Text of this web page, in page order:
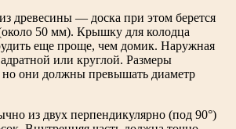
древесины — доска при этом берется
(около 50 мм). Крышку для колодца
еще проще, чем домик. Наружная
или круглой. Размеры
но они должны превышать диаметр
из двух перпендикулярно (под 90°)